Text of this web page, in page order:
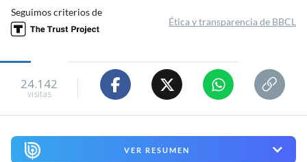
Seguimos criterios de
Ética y transparencia de BBCL
24.142
visitas
VER RESUMEN